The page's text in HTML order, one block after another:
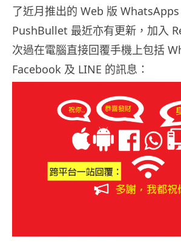
了近月推出的 Web 版
PushBullet 最近亦有更新，加入
次過在電腦直接回覆手機上包括
Facebook 及 LINE 的訊息：